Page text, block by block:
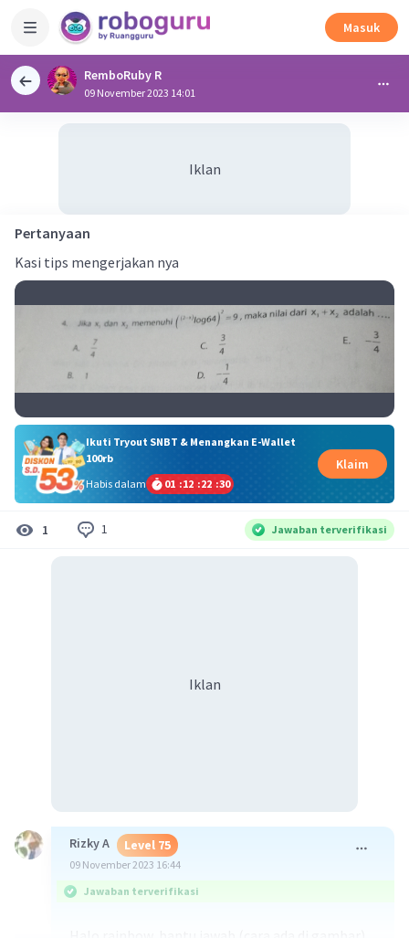
Masuk
RemboRuby R
09 November 2023 14:01
Iklan
Pertanyaan
Kasi tips mengerjakan nya
Ikuti Tryout SNBT & Menangkan E-Wallet
100rb
Habis dalam
01 :12 :22 :30
Klaim
1 1 Jawaban terverifikasi
Iklan
Rizky A Level 75
09 November 2023 16:44
Jawaban terverifikasi